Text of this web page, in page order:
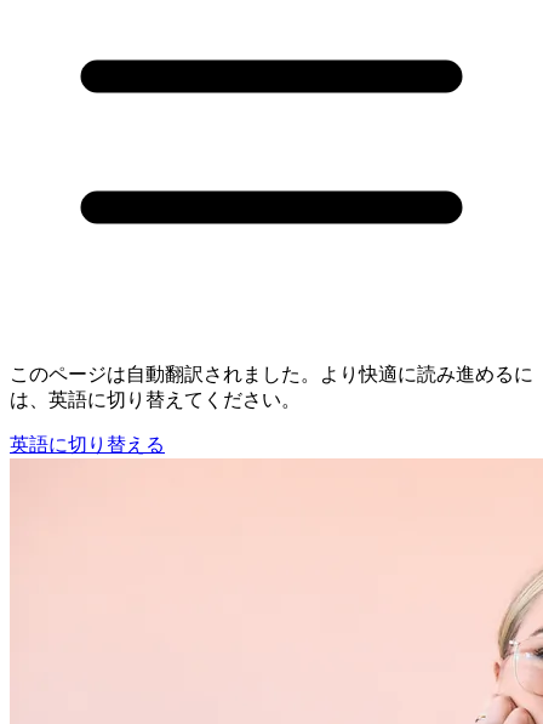
このページは自動翻訳されました。より快適に読み進めるに
は、英語に切り替えてください。
英語に切り替える